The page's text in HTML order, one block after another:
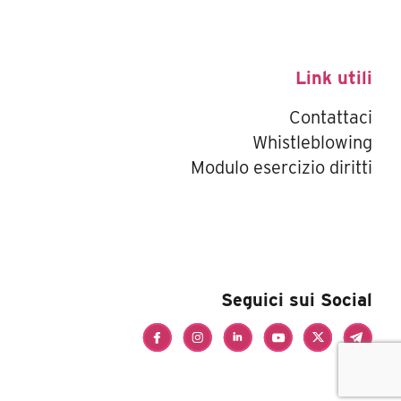
Link utili
Contattaci
Whistleblowing
Modulo esercizio diritti
Seguici sui Social